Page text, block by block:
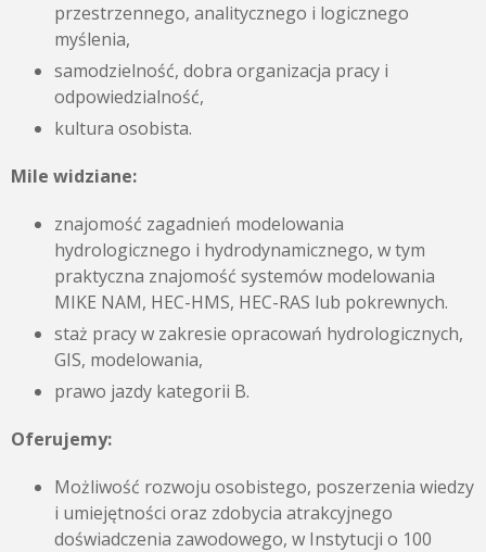
przestrzennego, analitycznego i logicznego
myślenia,
samodzielność, dobra organizacja pracy i
odpowiedzialność,
kultura osobista.
Mile widziane:
znajomość zagadnień modelowania
hydrologicznego i hydrodynamicznego, w tym
praktyczna znajomość systemów modelowania
MIKE NAM, HEC-HMS, HEC-RAS lub pokrewnych.
staż pracy w zakresie opracowań hydrologicznych,
GIS, modelowania,
prawo jazdy kategorii B.
Oferujemy:
Możliwość rozwoju osobistego, poszerzenia wiedzy
i umiejętności oraz zdobycia atrakcyjnego
doświadczenia zawodowego, w Instytucji o 100